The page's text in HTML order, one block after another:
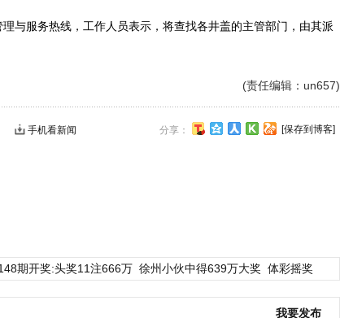
服务热线，工作人员表示，将查找各井盖的主管部门，由其派
(责任编辑：un657)
分享： [保存到博客]
手机看新闻
期开奖:头奖11注666万 徐州小伙中得639万大奖 体彩摇奖
我要发布